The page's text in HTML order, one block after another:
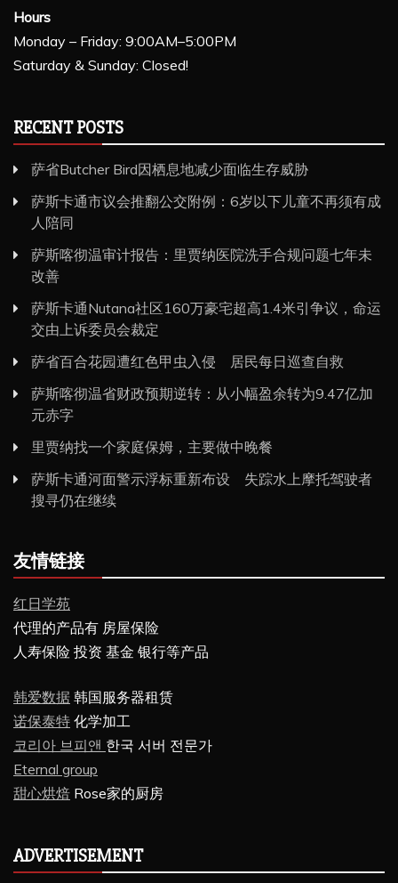
Hours
Monday – Friday: 9:00AM–5:00PM
Saturday & Sunday: Closed!
RECENT POSTS
萨省Butcher Bird因栖息地减少面临生存威胁
萨斯卡通市议会推翻公交附例：6岁以下儿童不再须有成
人陪同
萨斯喀彻温审计报告：里贾纳医院洗手合规问题七年未
改善
萨斯卡通Nutana社区160万豪宅超高1.4米引争议，命运
交由上诉委员会裁定
萨省百合花园遭红色甲虫入侵 居民每日巡查自救
萨斯喀彻温省财政预期逆转：从小幅盈余转为9.47亿加
元赤字
里贾纳找一个家庭保姆，主要做中晚餐
萨斯卡通河面警示浮标重新布设 失踪水上摩托驾驶者
搜寻仍在继续
友情链接
红日学苑
代理的产品有 房屋保险
人寿保险 投资 基金 银行等产品
韩爱数据 韩国服务器租赁
诺保泰特 化学加工
코리아 브피앤 한국 서버 전문가
Eternal group
甜心烘焙 Rose家的厨房
ADVERTISEMENT